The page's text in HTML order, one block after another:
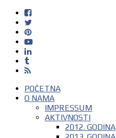
POČETNA
O NAMA
IMPRESSUM
AKTIVNOSTI
2012. GODINA